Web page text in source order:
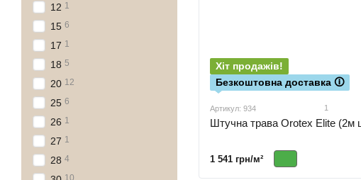
Хіт продажів!
Безкоштовна доставка 🛈
Артикул: 934 1
Штучна трава Orotex Elite (2м
1 541 грн/м²
12 1
15 6
17 1
18 5
20 12
25 6
26 1
27 1
28 4
10